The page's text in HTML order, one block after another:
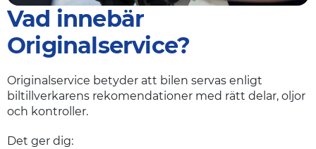
Vad innebär
Originalservice?
Originalservice betyder att bilen servas enligt
biltillverkarens rekomendationer med rätt delar, oljor
och kontroller.
Det ger dig: